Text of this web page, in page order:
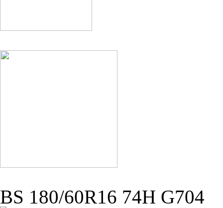
BS 180/60R16 74H G704